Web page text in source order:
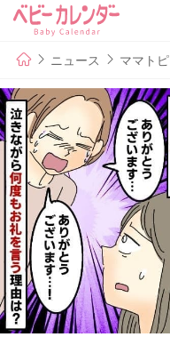
ニュース ママトピ